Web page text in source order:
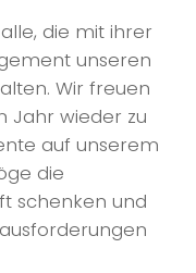
die mit ihrer
unseren
Wir freuen
Jahr wieder zu
auf unserem
die
schenken und